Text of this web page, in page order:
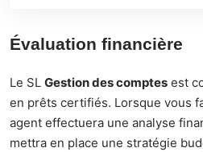
Évaluation financière
Le SL Gestion des comptes est
en prêts certifiés. Lorsque vous
agent effectuera une analyse
mettra en place une stratégie